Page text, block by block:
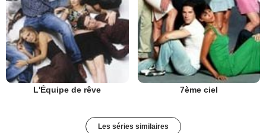
L'Équipe de rêve 7ème ciel
Les séries similaires